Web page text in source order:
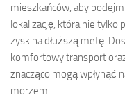
mieszkańców, aby
lokalizację, która nie tylko
zysk na dłuższą metę.
komfortowy transport
znacząco mogą wpłynąć
morzem.